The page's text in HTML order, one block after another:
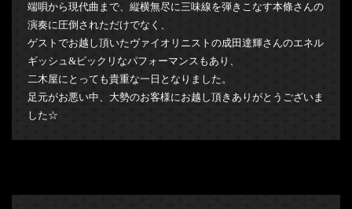
端唄から現代曲まで、縦横無尽に三味線を弾きこなす本條さんの
演奏に圧倒されただけでなく、
ゲストでお越し頂いたヴァイオリニストの成田達輝さんのエネル
ギッシュ&ビックリなパフォーマンスもあり、
二木屋にとっても貴重な一日となりました。
足元がお悪い中、大勢のお客様にお越し頂きありがとうございま
した☆